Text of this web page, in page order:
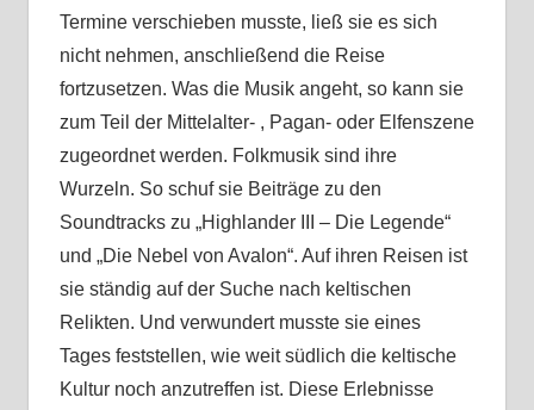
Termine verschieben musste, ließ sie es sich
nicht nehmen, anschließend die Reise
fortzusetzen. Was die Musik angeht, so kann sie
zum Teil der Mittelalter- , Pagan- oder Elfenszene
zugeordnet werden. Folkmusik sind ihre
Wurzeln. So schuf sie Beiträge zu den
Soundtracks zu „Highlander III – Die Legende“
und „Die Nebel von Avalon“. Auf ihren Reisen ist
sie ständig auf der Suche nach keltischen
Relikten. Und verwundert musste sie eines
Tages feststellen, wie weit südlich die keltische
Kultur noch anzutreffen ist. Diese Erlebnisse